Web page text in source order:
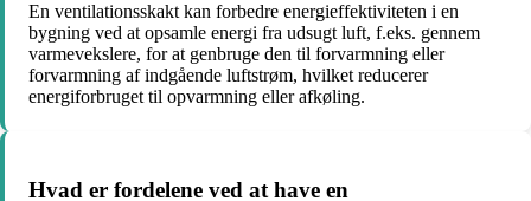
En ventilationsskakt kan forbedre energieffektiviteten i en
bygning ved at opsamle energi fra udsugt luft, f.eks. gennem
varmevekslere, for at genbruge den til forvarmning eller
forvarmning af indgående luftstrøm, hvilket reducerer
energiforbruget til opvarmning eller afkøling.
Hvad er fordelene ved at have en